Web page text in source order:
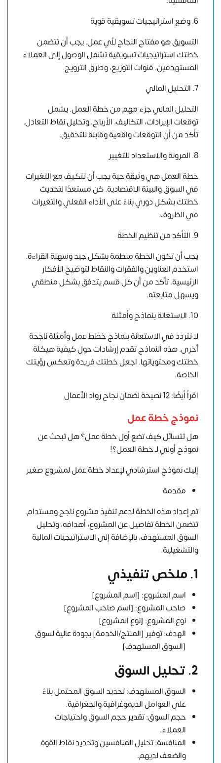
6. وضع استراتيجيات تسويقية قوية
التسويق هو مفتاح النجاح لأي عمل. يجب أن تتضمن
خطتك استراتيجيات تسويقية تشمل الوصول إلى العملاء
المستهدفين، قنوات التوزيع، وطرق الترويج.
7. التحليل المالي
التحليل المالي جزء مهم من خطة العمل. يشمل
توقعات الإيرادات، التكاليف، الأرباح، وتحليل نقاط التعادل.
تأكد من أن التوقعات واقعية وقابلة للتحقيق.
8. المرونة والاستعداد للتغيير
خطة العمل هي وثيقة حية يجب أن تتكيف مع التغيرات
في السوق والبيئة الاقتصادية. كن مستعدًا لتحديث
خطتك بشكل دوري بناءً على الأداء الفعلي والتغيرات
في الظروف.
9. التأكد من تنظيم الخطة
يجب أن تكون الخطة منظمة بشكل جيد وسهلة القراءة.
استخدم العناوين والفقرات والنقاط لتوضيح الأفكار
الرئيسية. تأكد من أن كل قسم يتدفق بشكل منطقي
ويسهل متابعته.
10. الاستعانة بنماذج وأمثلة
لا تتردد في الاستعانة بنماذج خطط عمل وأمثلة ناجحة
أخرى. هذه النماذج تقدم إرشادات حول كيفية هيكلة
خطتك ومحتوياتها. اجعل خطتك فريدة وتعكس رؤيتك
الخاصة.
اقرأ أيضًا: 12 نصيحة لضمان نجاح رواد الأعمال
نموذج خطة عمل
هل تتسائل كيف تضع أول خطة عمل؟ هل تبحث عن
نموذج أولي لـ خطة العمل؟!
إليك نموذج استرشادي لإعداد خطة عمل لمشروع صغير
مقدمة
تم إعداد هذه الخطة لدعم تنفيذ مشروع ناجح ومستدام.
تتضمن الخطة تفاصيل عن المشروع، أهدافه، وتحليل
السوق المستهدف، بالإضافة إلى الاستراتيجيات المالية
والتشغيلية.
1. ملخص تنفيذي
اسم المشروع: [اسم المشروع]
صاحب المشروع: [اسم صاحب المشروع]
نوع المشروع: [نوع المشروع]
الهدف: توفير [المنتج/الخدمة] بجودة عالية لسوق
[السوق المستهدف]
2. تحليل السوق
السوق المستهدف: تحديد السوق المحتمل بناءً
على العوامل الديموغرافية والجغرافية.
حجم السوق: تقدير حجم السوق واحتياجات
العملاء.
المنافسة: تحليل المنافسين وتحديد نقاط القوة
والضعف لديهم.